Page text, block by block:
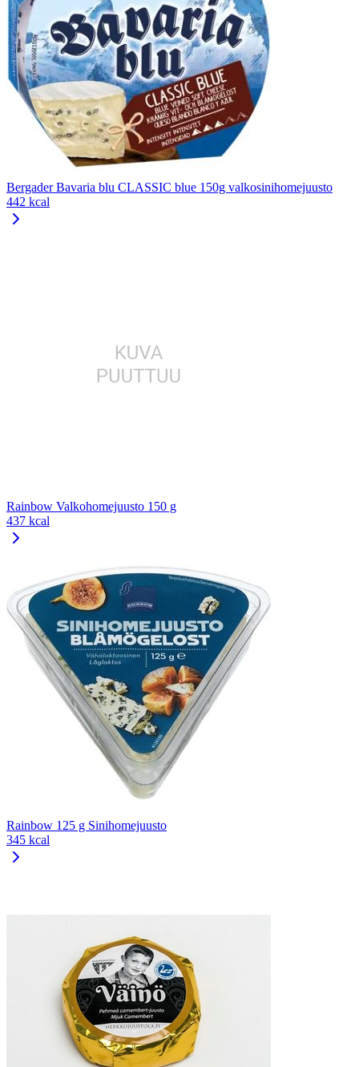
Bergader Bavaria blu CLASSIC blue 150g valkosinihomejuusto
442 kcal
Rainbow Valkohomejuusto 150 g
437 kcal
Rainbow 125 g Sinihomejuusto
345 kcal